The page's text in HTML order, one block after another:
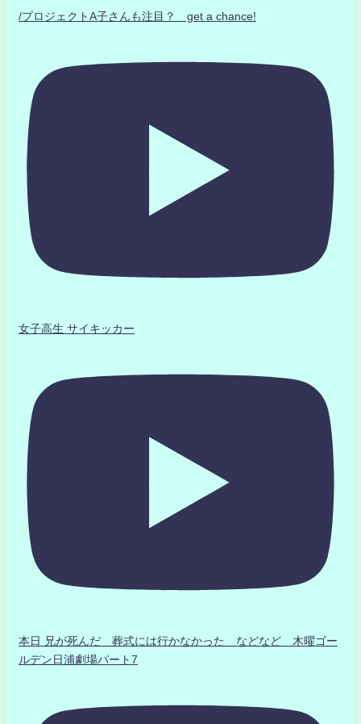
/プロジェクトA子さんも注目？ get a chance!
女子高生 サイキッカー
本日 兄が死んだ 葬式には行かなかった などなど 木曜ゴー
ルデン日浦劇場パート7